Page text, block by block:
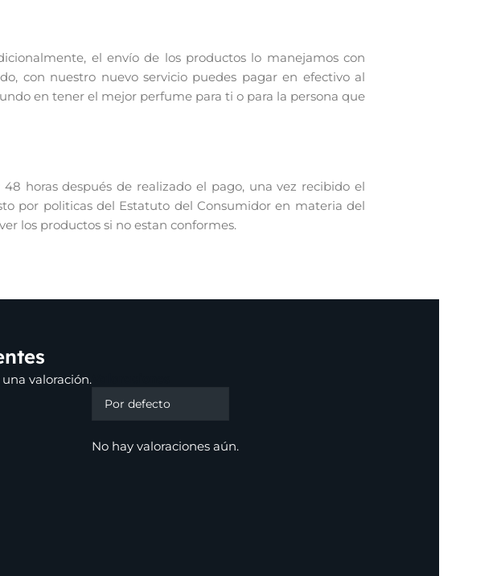
el envío de los productos lo manejamos con
con nuestro nuevo servicio puedes pagar en efectivo al
en tener el mejor perfume para ti o para la persona que
horas después de realizado el pago, una vez recibido el
por politicas del Estatuto del Consumidor en materia del
los productos si no estan conformes.
No hay valoraciones aún.
valoración.